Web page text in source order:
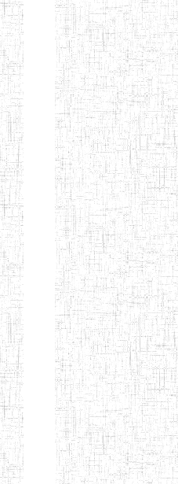
BAPTIST
TEACHERS
TRAINING
COLLEGE
KENCHOLIA
TEACHER'S
TRAINING
COLLEGE
"K.T.T.C NDOP"
ENIEG PRIVEE
BILINGUE
LAIQUE LES
PERFORMANCES
PEDAGOGIQUES
ENIEG DU HAUT
NKAM
ENIEG BILINGUE